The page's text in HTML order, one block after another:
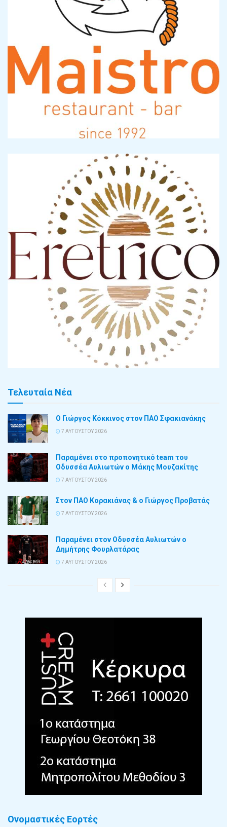
Τελευταία Νέα
Ο Γιώργος Κόκκινος στον ΠΑΟ Σφακιανάκης
7 ΑΥΓΟΎΣΤΟΥ 2026
Παραμένει στο προπονητικό team του
Οδυσσέα Αυλιωτών ο Μάκης Μουζακίτης
7 ΑΥΓΟΎΣΤΟΥ 2026
Στον ΠΑΟ Κορακιάνας & ο Γιώργος Προβατάς
7 ΑΥΓΟΎΣΤΟΥ 2026
Παραμένει στον Οδυσσέα Αυλιωτών ο
Δημήτρης Φουρλατάρας
7 ΑΥΓΟΎΣΤΟΥ 2026
Ονομαστικές Εορτές